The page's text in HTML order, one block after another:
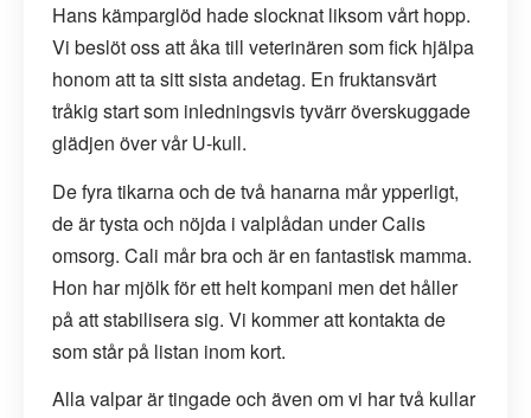
Hans kämparglöd hade slocknat liksom vårt hopp.
Vi beslöt oss att åka till veterinären som fick hjälpa
honom att ta sitt sista andetag. En fruktansvärt
tråkig start som inledningsvis tyvärr överskuggade
glädjen över vår U-kull.
De fyra tikarna och de två hanarna mår ypperligt,
de är tysta och nöjda i valplådan under Calis
omsorg. Cali mår bra och är en fantastisk mamma.
Hon har mjölk för ett helt kompani men det håller
på att stabilisera sig. Vi kommer att kontakta de
som står på listan inom kort.
Alla valpar är tingade och även om vi har två kullar